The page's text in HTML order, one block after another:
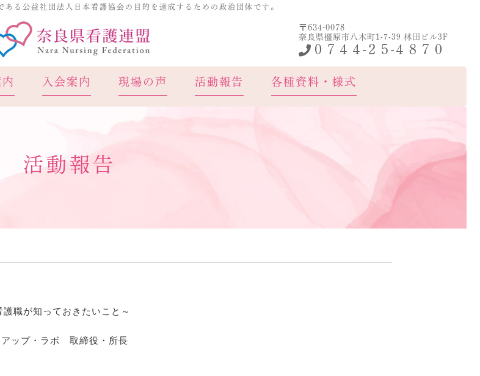
る公益社団法人日本看護協会の目的を達成するための政治団体です。
〒634-0078
奈良県橿原市八木町1-7-39 林田ビル3F
０７４４-２５-４８７０
入会案内 現場の声 活動報告 各種資料・様式
活動報告
職が知っておきたいこと～
プ・ラボ 取締役・所長